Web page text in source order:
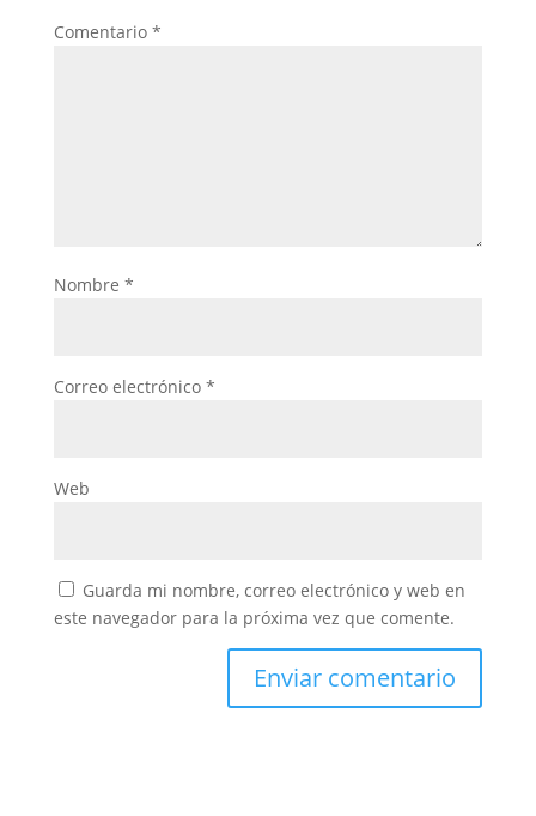
Comentario *
Nombre *
Correo electrónico *
Web
Guarda mi nombre, correo electrónico y web en
este navegador para la próxima vez que comente.